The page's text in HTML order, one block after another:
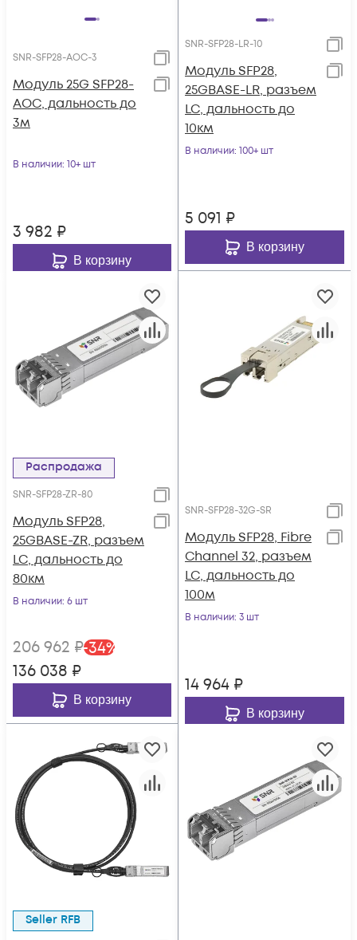
SNR-SFP28-AOC-3
Модуль 25G SFP28-
AOC, дальность до
3м
В наличии: 10+ шт
3 982 ₽
В корзину
SNR-SFP28-LR-10
Модуль SFP28,
25GBASE-LR, разъем
LC, дальность до
10км
В наличии: 100+ шт
5 091 ₽
В корзину
Распродажа
SNR-SFP28-ZR-80
Модуль SFP28,
25GBASE-ZR, разъем
LC, дальность до
80км
В наличии: 6 шт
206 962 ₽-34%
136 038 ₽
В корзину
SNR-SFP28-32G-SR
Модуль SFP28, Fibre
Channel 32, разъем
LC, дальность до
100м
В наличии: 3 шт
14 964 ₽
В корзину
Seller RFB